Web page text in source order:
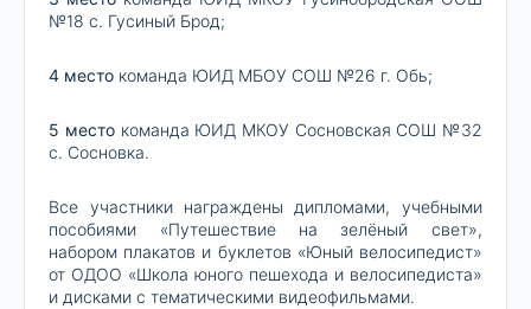
№18 с. Гусиный Брод;
4 место команда ЮИД МБОУ СОШ №26 г. Обь;
5 место команда ЮИД МКОУ Сосновская СОШ №32
с. Сосновка.
Все участники награждены дипломами, учебными
пособиями «Путешествие на зелёный свет»,
набором плакатов и буклетов «Юный велосипедист»
от ОДОО «Школа юного пешехода и велосипедиста»
и дисками с тематическими видеофильмами.